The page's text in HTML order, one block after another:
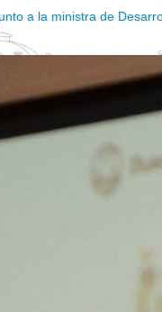
a la ministra de